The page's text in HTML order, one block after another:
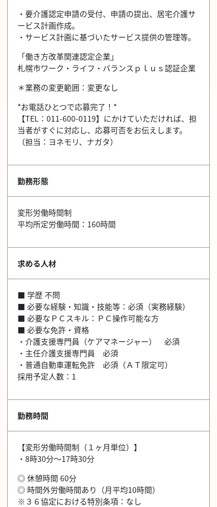
・要介護認定申請の受付、申請の提出、居宅介護サ
ービス計画作成。
・サービス計画に基づいたサービス提供の管理等。
「働き方改革関連認定企業」
札幌市ワーク・ライフ・バランスｐｌｕｓ認証企業
＊業務の変更範囲：変更なし
*お電話ひとつで応募完了！*
【TEL：011-600-0119】にかけていただければ、担
当者がすぐに対応し、応募可否をお伝えします。
（担当：ヨネモリ、ナガタ）
勤務形態
変形労働時間制
平均所定労働時間：160時間
求める人材
■ 学歴 不問
■ 必要な経験・知識・技能等：必須（実務経験）
■ 必要なＰＣスキル：ＰＣ操作可能な方
■ 必要な免許・資格
・介護支援専門員（ケアマネージャー） 必須
・主任介護支援専門員 必須
・普通自動車運転免許 必須（ＡＴ限定可）
採用予定人数：1
勤務時間
【変形労働時間制（１ヶ月単位）】
・8時30分～17時30分
◎ 休憩時間 60分
◎ 時間外労働時間あり（月平均10時間）
※３６協定における特別条項：なし